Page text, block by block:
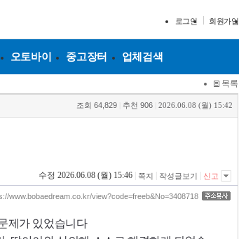
로그인 회원가입
오토바이 중고장터 업체검색
목록
조회 64,829 추천 906 2026.06.08 (월) 15:42
수정 2026.06.08 (월) 15:46 쪽지 작성글보기 신고
www.bobaedream.co.kr/view?code=freeb&No=3408718
제가 있었습니다